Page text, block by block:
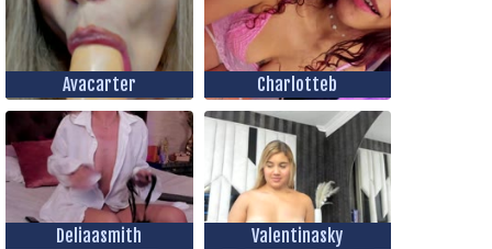
Avacarter Charlotteb
Deliaasmith Valentinasky